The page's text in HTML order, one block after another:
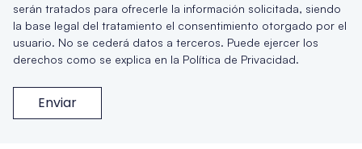
serán tratados para ofrecerle la información solicitada, siendo
la base legal del tratamiento el consentimiento otorgado por el
usuario. No se cederá datos a terceros. Puede ejercer los
derechos como se explica en la Política de Privacidad.
Enviar